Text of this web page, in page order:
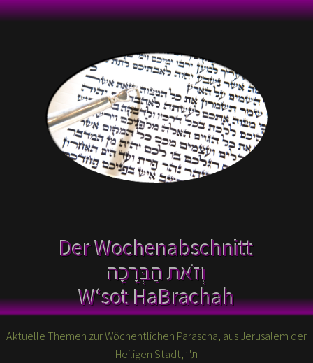
Der Wochenabschnitt
וְזֹאת הַבְּרָכָה
W‘sot HaBrachah
Aktuelle Themen zur Wöchentlichen Parascha, aus Jerusalem der
Heiligen Stadt, ת"ו